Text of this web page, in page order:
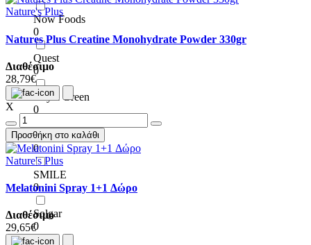
Now Foods
0
Quest
0
Royal Green
0
Santiveri
0
SMILE
0
Solgar
0
Nature's Plus
Natures Plus Creatine Monohydrate Powder 330gr
Διαθέσιμο
28,79€
X
Προσθήκη στο καλάθι
Nature's Plus
Melatonini Spray 1+1 Δώρο
Διαθέσιμο
29,65€